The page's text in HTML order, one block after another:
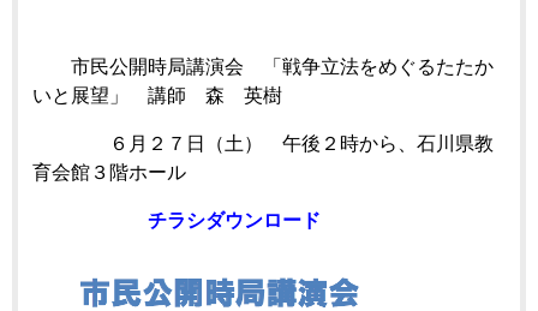
市民公開時局講演会 「戦争立法をめぐるたたか
いと展望」 講師 森 英樹
６月２７日（土） 午後２時から、石川県教
育会館３階ホール
チラシダウンロード